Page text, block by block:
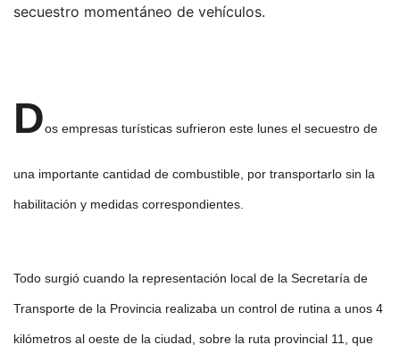
secuestro momentáneo de vehículos.
Dos empresas turísticas sufrieron este lunes el secuestro de
una importante cantidad de combustible, por transportarlo sin la
habilitación y medidas correspondientes.
Todo surgió cuando la representación local de la Secretaría de
Transporte de la Provincia realizaba un control de rutina a unos 4
kilómetros al oeste de la ciudad, sobre la ruta provincial 11, que